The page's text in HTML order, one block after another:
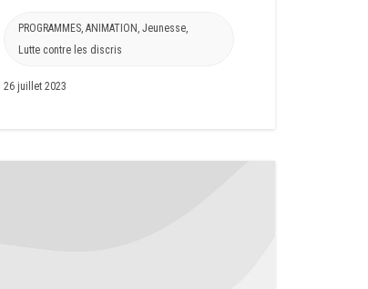
PROGRAMMES, ANIMATION Jeunesse,
Lutte contre les discris
26 juillet 2023